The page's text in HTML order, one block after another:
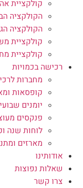
קולקציית
הקולקציה
הקולקציה
קולקציית
קולקציית
רכישה בכמויות
מחברות
קופסאות
יומנים
פנקסים
לוחות שנה
מארזים
אודותינו
שאלות נפוצות
צרו קשר